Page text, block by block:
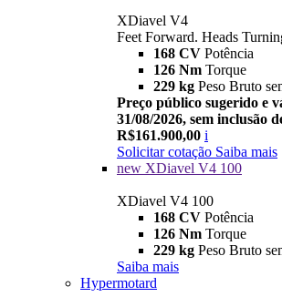
XDiavel V4
Feet Forward. Heads
168 CV Potência
126 Nm Torque
229 kg Peso Bruto
Preço público sugerido e
31/08/2026, sem inclusão
R$161.900,00 i
Solicitar cotação Saiba mais
new XDiavel V4 100
XDiavel V4 100
168 CV Potência
126 Nm Torque
229 kg Peso Bruto
Saiba mais
Hypermotard